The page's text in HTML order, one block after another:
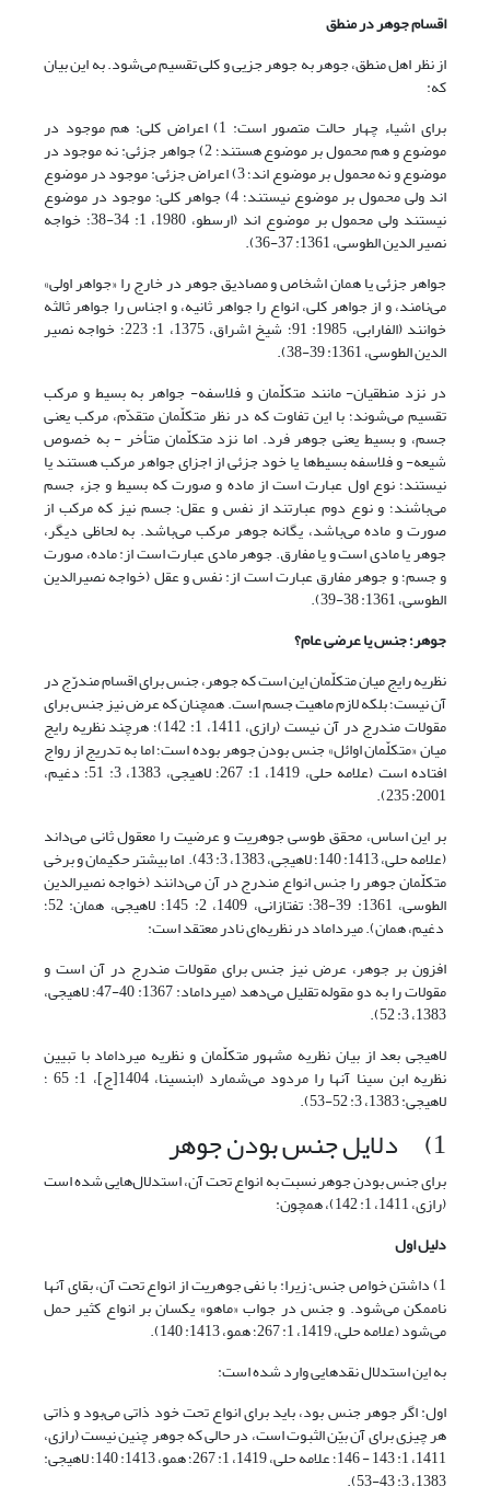
اقسام جوهر در منطق
از نظر اهل منطق، جوهر به جوهر جزیی و کلی تقسیم می‌شود. به این بیان
که:
برای اشیاء چهار حالت متصور است: 1) اعراض کلى: هم موجود در
موضوع و هم محمول بر موضوع هستند؛ 2) جواهر جزئى: نه موجود در
موضوع و نه محمول بر موضوع اند؛ 3) اعراض جزئى: موجود در موضوع
اند ولی محمول بر موضوع نیستند؛ 4) جواهر کلى: موجود در موضوع
نیستند ولی محمول بر موضوع اند (‏ارسطو، 1980، 1: 34-38؛ خواجه
نصیر الدین الطوسى، 1361: 37-36).
جواهر جزئی یا همان اشخاص و مصادیق جوهر در خارج را «جواهر اولی»
می‌نامند، و از جواهر کلی، انواع را جواهر ثانیه، و اجناس را جواهر ثالثه
خوانند (الفارابى، 1985: 91؛ شیخ اشراق، 1375، 1: 223؛ خواجه نصیر
الدین الطوسى، 1361: 39-38).
در نزد منطقیان- مانند متکلّمان و فلاسفه- جواهر به بسیط و مرکب
تقسیم می‌شوند؛ با این تفاوت که در نظر متکلّمان متقدّم، مرکب یعنی
جسم، و بسیط یعنی جوهر فرد. اما نزد متکلّمان متأخر‌ - به خصوص
شیعه- و فلاسفه بسیط‌ها یا خود جزئی از اجزای جواهر مرکب هستند یا
نیستند؛ نوع اول عبارت است از ماده و صورت که بسیط و جزء جسم
می‌باشند؛ و نوع دوم عبارتند از نفس و عقل؛ جسم نیز که مرکب از
صورت و ماده می‌باشد، یگانه جوهر مرکب می‌باشد. به لحاظی دیگر،
جوهر یا مادی است و یا مفارق. جوهر مادی عبارت است از: ماده، صورت
و جسم؛ و جوهر مفارق عبارت است از: نفس و عقل (خواجه نصیرالدین
الطوسى، 1361: 38-39).
جوهر؛ جنس یا عرضی عام؟
نظریه رایج میان متکلّمان این است که جوهر، جنس برای اقسام مندرّج در
آن نیست؛ بلکه لازم ماهیت جسم است. همچنان که عرض نیز جنس برای
مقولات مندرج در آن نیست (رازی، 1411، 1: 142)؛ هرچند نظریه رایج
میان «متکلّمان اوائل» جنس بودن جوهر بوده است؛ اما به تدریج از رواج
افتاده است (علامه حلى، 1419، 1: 267؛ لاهیجى، 1383، 3: 51؛ دغیم،
2001: 235).
بر این اساس، محقق طوسی جوهریت و عرضیت را معقول ثانی می‌داند
(علامه حلی، 1413: 140؛ لاهیجى، 1383، 3: 43). اما بیشتر حکیمان و برخی
متکلّمان جوهر را جنس انواع مندرج در آن می‌دانند (خواجه نصیرالدین
الطوسى، 1361: 39-38؛ تفتازانى، 1409، 2: 145؛ لاهیجى، همان: 52؛
دغیم، همان). میرداماد در نظریه‌ای نادر معتقد است:
افزون بر جوهر، عرض نیز جنس برای مقولات مندرج در آن است و
مقولات را به دو مقوله تقلیل می‌دهد (میرداماد: 1367: 40-47؛ لاهیجى،
1383، 3: 52).
لاهیجی بعد از بیان نظریه مشهور متکلّمان و نظریه میرداماد با تبیین
نظریه ابن سینا آنها را مردود می‌شمارد (ابن‏سینا، 1404[ج]، 1: 65 ؛
لاهیجى: 1383، 3: 52-53).
1) دلایل جنس بودن جوهر
برای جنس بودن جوهر نسبت به انواع تحت آن، استدلال‌هایی شده است
(رازی، 1411، 1: 142)، همچون:
دلیل اول
1) داشتن خواص جنس؛ زیرا: با نفی جوهریت از انواع تحت آن، بقای آنها
ناممکن می‌شود. و جنس در جواب «ماهو» یکسان بر انواع کثیر حمل
می‌شود (علامه حلى، 1419، 1: 267؛ همو، 1413: 140).
به این استدلال نقد‌هایی وارد شده است:
اول: اگر جوهر جنس بود، باید برای انواع تحت خود ذاتی می‌بود و ذاتی
هر چیزی برای آن بیّن الثبوت است، در حالی که جوهر چنین نیست (رازی،
1411، 1: 143 - 146؛ علامه حلى، 1419، 1: 267؛ همو، 1413: 140؛ لاهیجى:
1383، 3: 43-53).